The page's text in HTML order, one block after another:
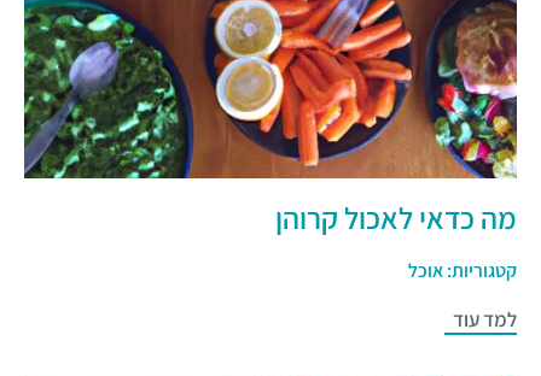
מה כדאי לאכול קרוהן
קטגוריות:אוכל
למד עוד